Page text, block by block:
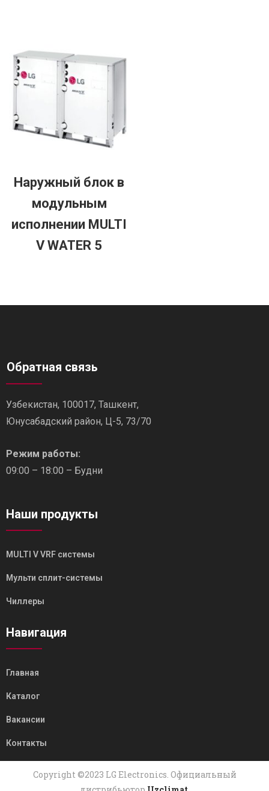
Наружный блок в
модульным
исполнении MULTI
V WATER 5
Обратная связь
Узбекистан, 100017, Ташкент,
Юнусабадский район, Ц-5, 73/70
Режим работы:
09:00 – 18:00 – Будни
Наши продукты
MULTI V VRF системы
Мульти сплит-системы
Чиллеры
Навигация
Главная
Каталог
Вакансии
Контакты
Copyright ©2023 LG Electronics. Официальный